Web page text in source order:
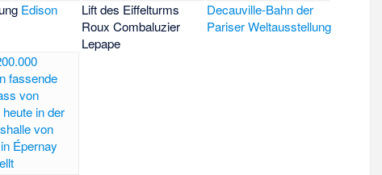
Edison
Lift des Eiffelturms
Roux Combaluzier
Lepape
Decauville-Bahn der
Pariser Weltausstellung